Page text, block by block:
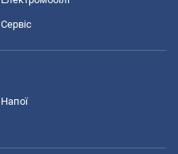
Сервіс
Напої